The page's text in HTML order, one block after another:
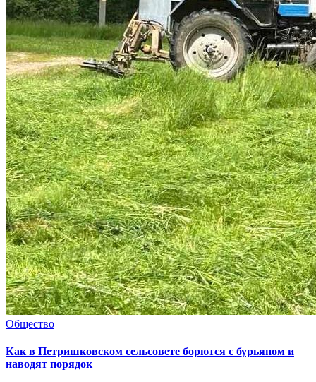
Общество
Как в Петришковском сельсовете борются с бурьяном и
наводят порядок